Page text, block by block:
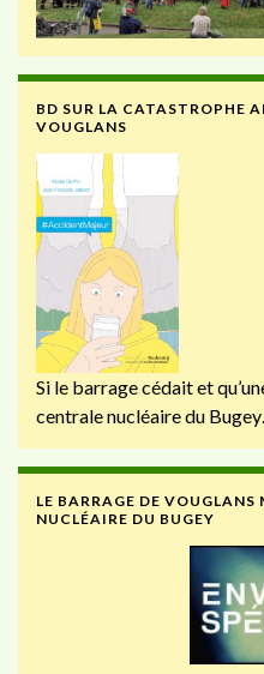
BD SUR LA CATASTROPHE
VOUGLANS
Si le barrage cédait et
centrale nucléaire du Bugey…
LE BARRAGE DE
NUCLÉAIRE DU BUGEY